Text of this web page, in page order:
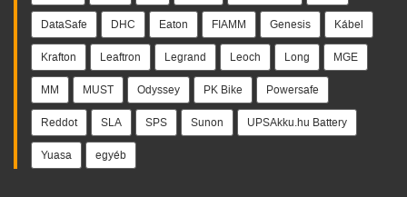
DataSafe DHC Eaton FIAMM Genesis Kábel
Krafton Leaftron Legrand Leoch Long MGE
MM MUST Odyssey PK Bike Powersafe
Reddot SLA SPS Sunon UPSAkku.hu Battery
Yuasa egyéb